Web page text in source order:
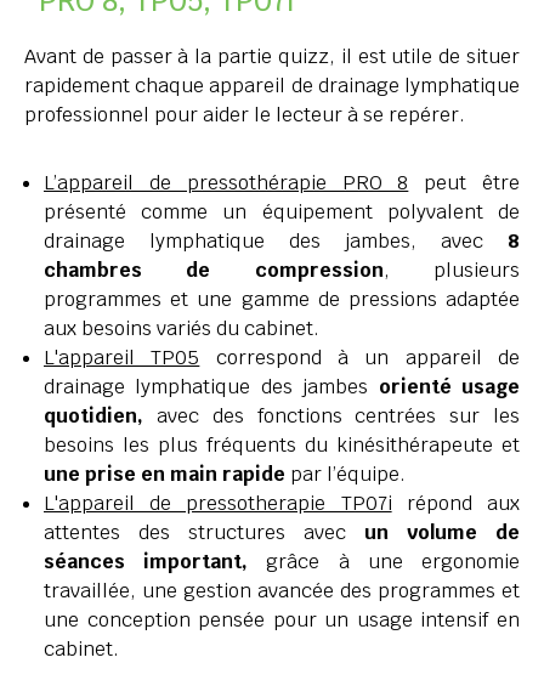
Avant de passer à la partie quizz, il est utile de situer
rapidement chaque appareil de drainage lymphatique
professionnel pour aider le lecteur à se repérer.
L’appareil de pressothérapie PRO 8 peut être
présenté comme un équipement polyvalent de
drainage lymphatique des jambes, avec 8
chambres de compression, plusieurs
programmes et une gamme de pressions adaptée
aux besoins variés du cabinet.
L'appareil TP05 correspond à un appareil de
drainage lymphatique des jambes orienté usage
quotidien, avec des fonctions centrées sur les
besoins les plus fréquents du kinésithérapeute et
une prise en main rapide par l’équipe.
L'appareil de pressotherapie TP07i répond aux
attentes des structures avec un volume de
séances important,grâce à une ergonomie
travaillée, une gestion avancée des programmes et
une conception pensée pour un usage intensif en
cabinet.